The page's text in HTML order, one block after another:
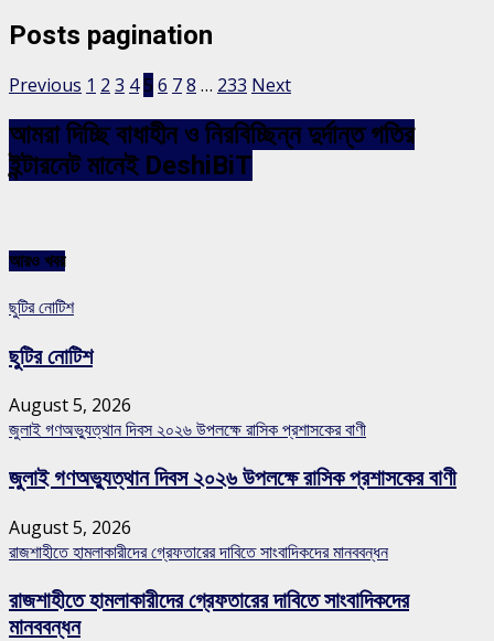
Posts pagination
Previous 1 2 3 4 5 6 78 … 233 Next
আমরা দিচ্ছি বাধাহীন ও নিরবিচ্ছিন্ন দুর্দান্ত গতির
ইন্টারনেট মানেই DeshiBiT
আরও খবর
ছুটির নোটিশ
ছুটির নোটিশ
August 5, 2026
জুলাই গণঅভ্যুত্থান দিবস ২০২৬ উপলক্ষে রাসিক প্রশাসকের বাণী
জুলাই গণঅভ্যুত্থান দিবস ২০২৬ উপলক্ষে রাসিক প্রশাসকের বাণী
August 5, 2026
রাজশাহীতে হামলাকারীদের গ্রেফতারের দাবিতে সাংবাদিকদের মানববন্ধন
রাজশাহীতে হামলাকারীদের গ্রেফতারের দাবিতে সাংবাদিকদের
মানববন্ধন